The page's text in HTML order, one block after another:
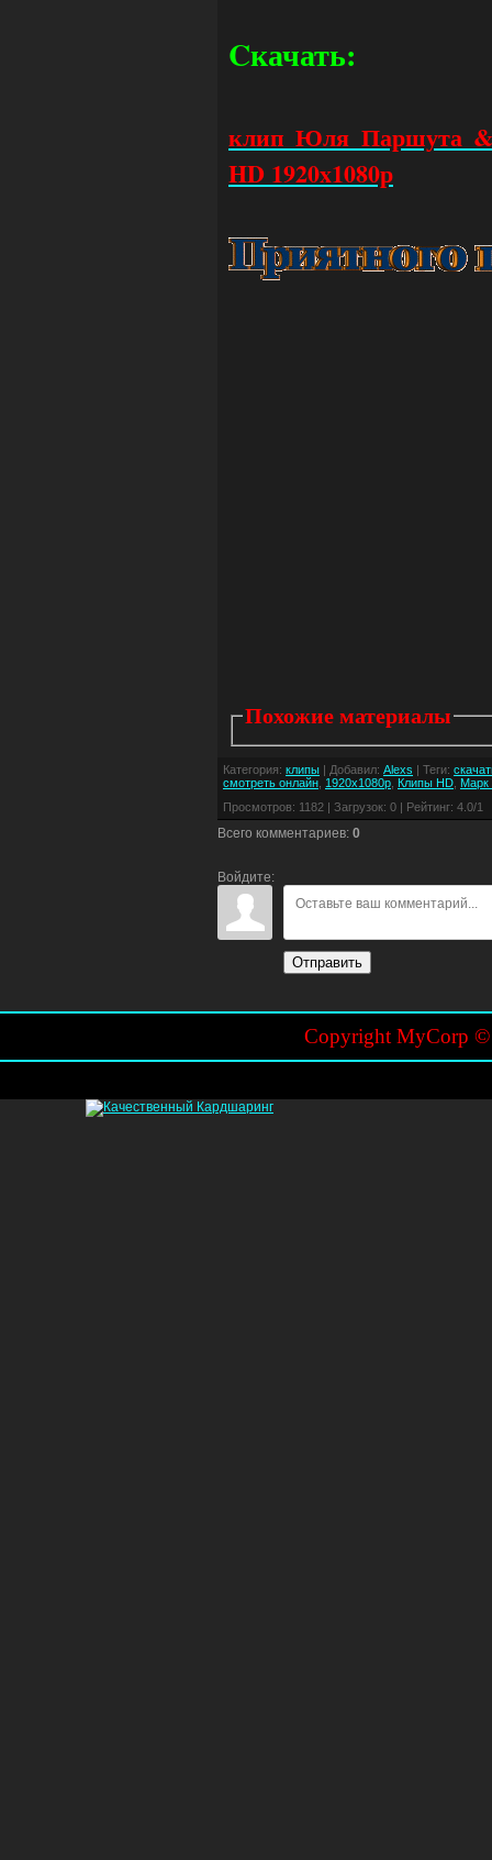
Cкачать:
клип Юля Паршута
HD 1920x1080р
Похожие материалы
Категория: клипы Добавил: Alexs Теги:
смотреть онлайн, 1920x1080р, Клипы HD,
Просмотров: 1182 Загрузок: 0 Рейтинг: 4.0/1
Всего комментариев: 0
Войдите:
Отправить
Copyright MyCorp